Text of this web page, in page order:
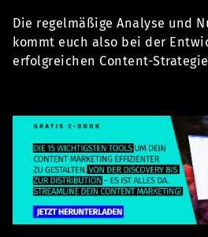
Die regelmäßige Analyse und
kommt euch also bei der
erfolgreichen Content-